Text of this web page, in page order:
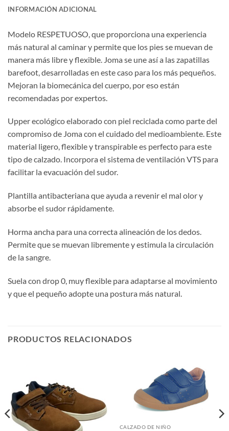
INFORMACIÓN ADICIONAL
Modelo RESPETUOSO, que proporciona una experiencia
más natural al caminar y permite que los pies se muevan de
manera más libre y flexible. Joma se une así a las zapatillas
barefoot, desarrolladas en este caso para los más pequeños.
Mejoran la biomecánica del cuerpo, por eso están
recomendadas por expertos.
Upper ecológico elaborado con piel reciclada como parte del
compromiso de Joma con el cuidado del medioambiente. Este
material ligero, flexible y transpirable es perfecto para este
tipo de calzado. Incorpora el sistema de ventilación VTS para
facilitar la evacuación del sudor.
Plantilla antibacteriana que ayuda a revenir el mal olor y
absorbe el sudor rápidamente.
Horma ancha para una correcta alineación de los dedos.
Permite que se muevan libremente y estimula la circulación
de la sangre.
Suela con drop 0, muy flexible para adaptarse al movimiento
y que el pequeño adopte una postura más natural.
PRODUCTOS RELACIONADOS
CALZADO DE NIÑO